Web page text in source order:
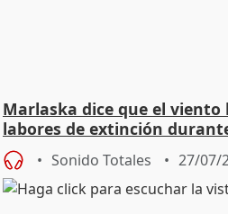
Marlaska dice que el viento
labores de extinción
Sonido Totales 27/07/